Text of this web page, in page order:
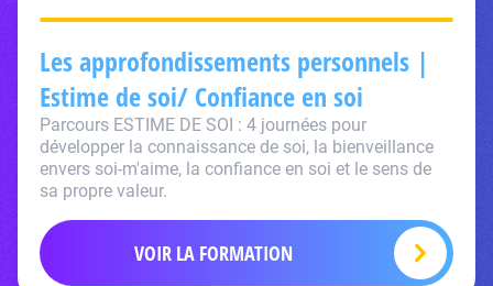
Les approfondissements personnels |
Estime de soi/ Confiance en soi
Parcours ESTIME DE SOI : 4 journées pour
développer la connaissance de soi, la bienveillance
envers soi-m'aime, la confiance en soi et le sens de
sa propre valeur.
VOIR LA FORMATION